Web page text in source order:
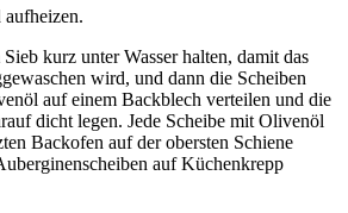
kurz unter Wasser halten, damit das
wird, und dann die Scheiben
auf einem Backblech verteilen und die
dicht legen. Jede Scheibe mit Olivenöl
Backofen auf der obersten Schiene
auf Küchenkrepp